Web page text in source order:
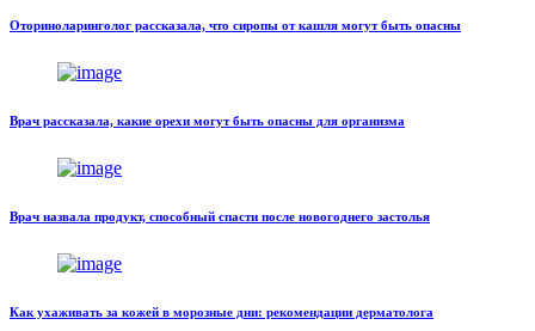
Оториноларинголог рассказала, что сиропы от кашля могут быть опасны
Врач рассказала, какие орехи могут быть опасны для организма
Врач назвала продукт, способный спасти после новогоднего застолья
Как ухаживать за кожей в морозные дни: рекомендации дерматолога